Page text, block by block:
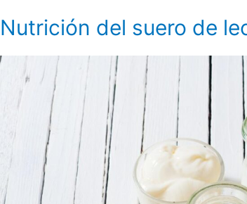
Nutrición del suero de